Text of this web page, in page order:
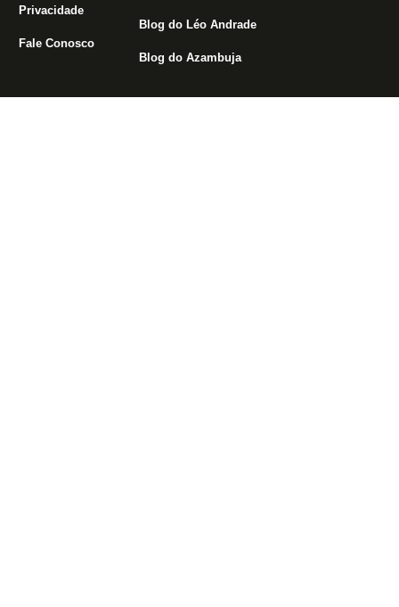
Privacidade
Fale Conosco
Blog do Léo Andrade
Blog do Azambuja